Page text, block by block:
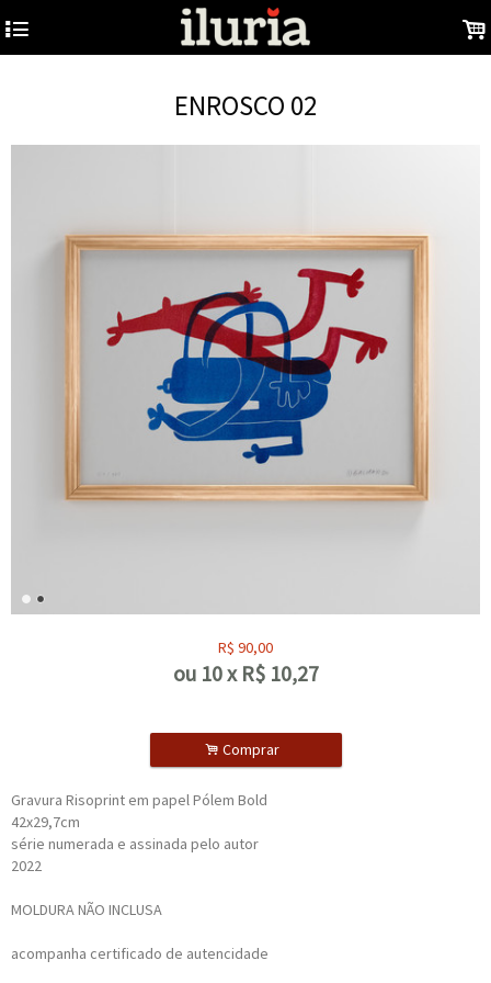
4 .
ENROSCO 02
R$ 90,00
ou 10x R$ 10,27
. Comprar
Gravura Risoprint em papel Pólem Bold
42x29,7cm
série numerada e assinada pelo autor
2022
MOLDURA NÃO INCLUSA
acompanha certificado de autencidade